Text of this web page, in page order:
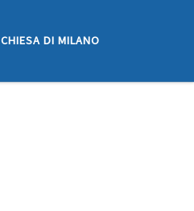
CHIESA DI MILANO